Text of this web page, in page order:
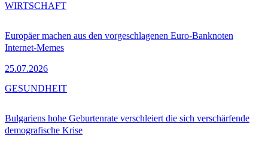
Europäer machen aus den vorgeschlagenen Euro-Banknoten
Internet-Memes
25.07.2026
WIRTSCHAFT
Bulgariens hohe Geburtenrate verschleiert die sich verschärfende
demografische Krise
GESUNDHEIT